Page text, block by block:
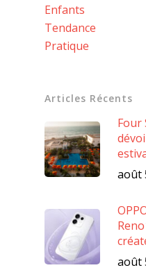
Enfants
Tendance
Pratique
Articles Récents
Four
août
août